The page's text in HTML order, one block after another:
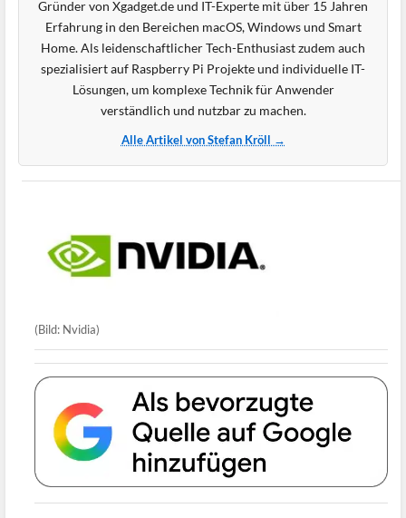
Gründer von Xgadget.de und IT-Experte mit über 15 Jahren
Erfahrung in den Bereichen macOS, Windows und Smart
Home. Als leidenschaftlicher Tech-Enthusiast zudem auch
spezialisiert auf Raspberry Pi Projekte und individuelle IT-
Lösungen, um komplexe Technik für Anwender
verständlich und nutzbar zu machen.
Alle Artikel von Stefan Kröll →
(Bild: Nvidia)